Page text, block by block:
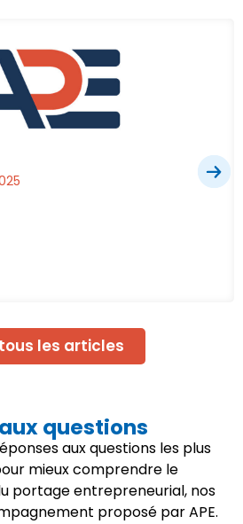
les articles
questions
aux questions les plus
mieux comprendre le
portage entrepreneurial, nos
proposé par APE.